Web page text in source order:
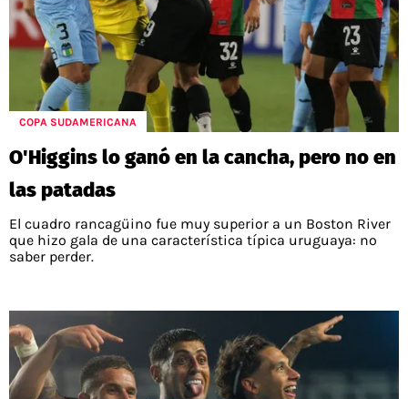
COPA SUDAMERICANA
O'Higgins lo ganó en la cancha, pero no en
las patadas
El cuadro rancagüino fue muy superior a un Boston River
que hizo gala de una característica típica uruguaya: no
saber perder.